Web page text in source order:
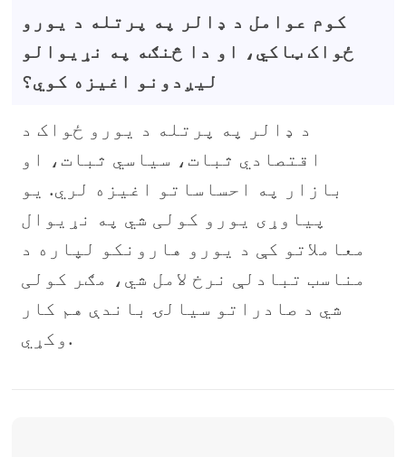
کوم عوامل د ډالر په پرتله د یورو
ځواک ټاکي، او دا څنګه په نړیوالو
لیږدونو اغیزه کوي؟
د ډالر په پرتله د یورو ځواک د
اقتصادي ثبات، سیاسي ثبات، او
بازار په احساساتو اغیزه لري. یو
پیاوړی یورو کولی شي په نړیوال
معاملاتو کې د یورو هارونکو لپاره د
مناسب تبادلې نرخ لامل شي، مګر کولی
شي د صادراتو سیالۍ باندې هم کار
وکړي.